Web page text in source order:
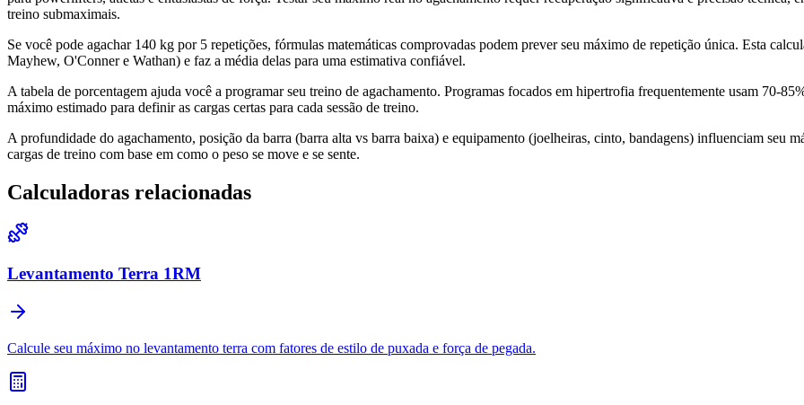
treino submaximais.
Se você pode agachar 140 kg por 5 repetições, fórmulas matemáticas comprovadas podem prever seu máximo de repetição única. Esta
Mayhew, O'Conner e Wathan) e faz a média delas para uma estimativa confiável.
A tabela de porcentagem ajuda você a programar seu treino de agachamento. Programas focados em hipertrofia frequentemente usam 70-
máximo estimado para definir as cargas certas para cada sessão de treino.
A profundidade do agachamento, posição da barra (barra alta vs barra baixa) e equipamento (joelheiras, cinto, bandagens) influenciam seu
cargas de treino com base em como o peso se move e se sente.
Calculadoras relacionadas
Levantamento Terra 1RM
Calcule seu máximo no levantamento terra com fatores de estilo de puxada e força de pegada.